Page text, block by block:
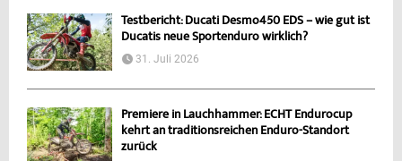
Testbericht: Ducati Desmo450 EDS – wie gut ist
Ducatis neue Sportenduro wirklich?
31. Juli 2026
Premiere in Lauchhammer: ECHT Endurocup
kehrt an traditionsreichen Enduro-Standort
zurück